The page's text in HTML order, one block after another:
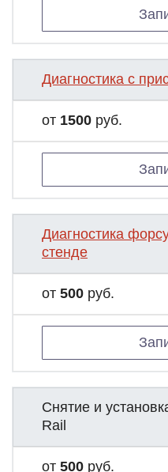
Диагностика с
от 1500 руб.
Диагностика
стенде
от 500 руб.
Снятие и
Rail
от 500 руб.